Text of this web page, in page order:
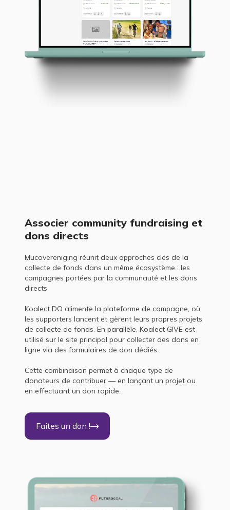
Associer community fundraising et
dons directs
Mucovereniging réunit deux approches clés de la
collecte de fonds dans un même écosystème : les
campagnes portées par la communauté et les dons
directs.
Koalect DO alimente la plateforme de campagne, où
les supporters lancent et gèrent leurs propres projets
de collecte de fonds. En parallèle, Koalect GIVE est
utilisé sur le site principal pour collecter des dons en
ligne via des formulaires de don dédiés.
Cette combinaison permet à chaque type de
donateurs de contribuer — en lançant un projet ou
en effectuant un don rapide.
Faites un don !